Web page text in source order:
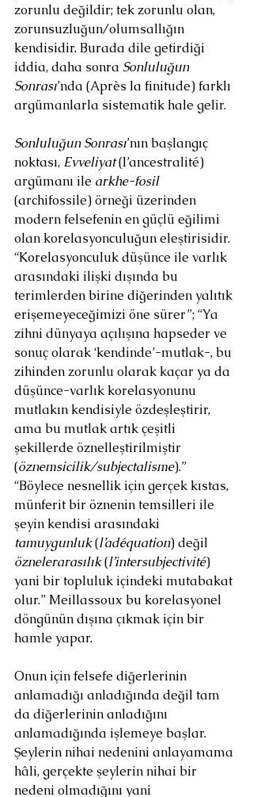
zorunlu değildir; tek zorunlu olan,
zorunsuzluğun/olumsallığın
kendisidir. Burada dile getirdiği
iddia, daha sonra Sonluluğun
Sonrası’nda (Après la finitude) farklı
argümanlarla sistematik hale gelir.
Sonluluğun Sonrası’nın başlangıç
noktası, Evveliyat (l’ancestralité)
argümanı ile arkhe-fosil
(archifossile) örneği üzerinden
modern felsefenin en güçlü eğilimi
olan korelasyonculuğun eleştirisidir.
“Korelasyonculuk düşünce ile varlık
arasındaki ilişki dışında bu
terimlerden birine diğerinden yalıtık
erişemeyeceğimizi öne sürer”; “Ya
zihni dünyaya açılışına hapseder ve
sonuç olarak ‘kendinde’-mutlak-, bu
zihinden zorunlu olarak kaçar ya da
düşünce-varlık korelasyonunu
mutlakın kendisiyle özdeşleştirir,
ama bu mutlak artık çeşitli
şekillerde öznelleştirilmiştir
(öznemsicilik/subjectalisme).”
“Böylece nesnellik için gerçek kıstas,
münferit bir öznenin temsilleri ile
şeyin kendisi arasındaki
tamuygunluk (l’adéquation) değil
öznelerarasılık (l’intersubjectivité)
yani bir topluluk içindeki mutabakat
olur.” Meillassoux bu korelasyonel
döngünün dışına çıkmak için bir
hamle yapar.
Onun için felsefe diğerlerinin
anlamadığı anladığında değil tam
da diğerlerinin anladığını
anlamadığında işlemeye başlar.
Şeylerin nihai nedenini anlayamama
hâli, gerçekte şeylerin nihai bir
nedeni olmadığını yani